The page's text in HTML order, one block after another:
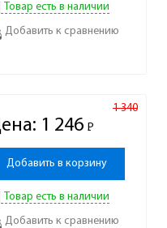
Товар есть в наличии
Добавить к сравнению
1 340
1 246 Р
-
Добавить в корзину
Товар есть в наличии
Добавить к сравнению